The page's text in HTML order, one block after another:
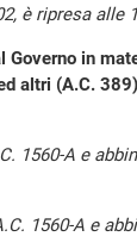
è ripresa alle
Governo in
altri (A.C. 389)
1560-A e
1560-A e